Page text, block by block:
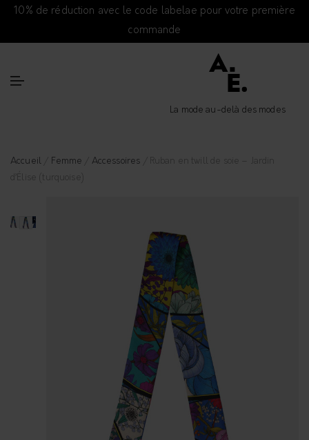
10% de réduction avec le code labelae pour votre première
commande
La mode au-delà des modes
Accueil Femme Accessoires / Ruban en twill de soie – Jardin
d’Élise (turquoise)